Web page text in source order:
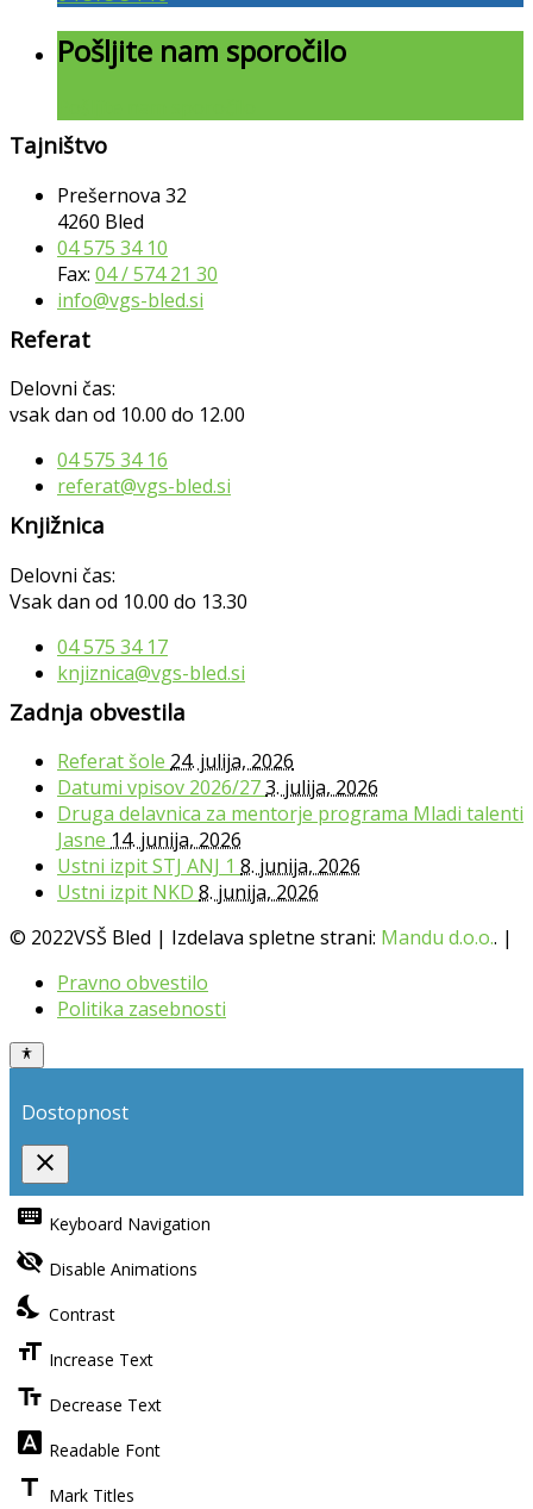
Pošljite nam sporočilo
Tajništvo
Prešernova 32
4260 Bled
04 575 34 10
Fax: 04 / 574 21 30
info@vgs-bled.si
Referat
Delovni čas:
vsak dan od 10.00 do 12.00
04 575 34 16
referat@vgs-bled.si
Knjižnica
Delovni čas:
Vsak dan od 10.00 do 13.30
04 575 34 17
knjiznica@vgs-bled.si
Zadnja obvestila
Referat šole 24. julija, 2026
Datumi vpisov 2026/273. julija, 2026
Druga delavnica za mentorje programa Mladi talenti
Jasne 14. junija, 2026
Ustni izpit STJ ANJ 1 8. junija, 2026
Ustni izpit NKD 8. junija, 2026
© 2022VSŠ Bled | Izdelava spletne strani: Mandu d.o.o.. |
Pravno obvestilo
Politika zasebnosti
Dostopnost
close
Toggle
visibility
the
Accessibility
keyboard Keyboard Navigation
visibility_off Disable Animations
nights_stay Contrast
format_size Increase Text
text_fields Decrease Text
font_download Readable Font
title Mark Titles